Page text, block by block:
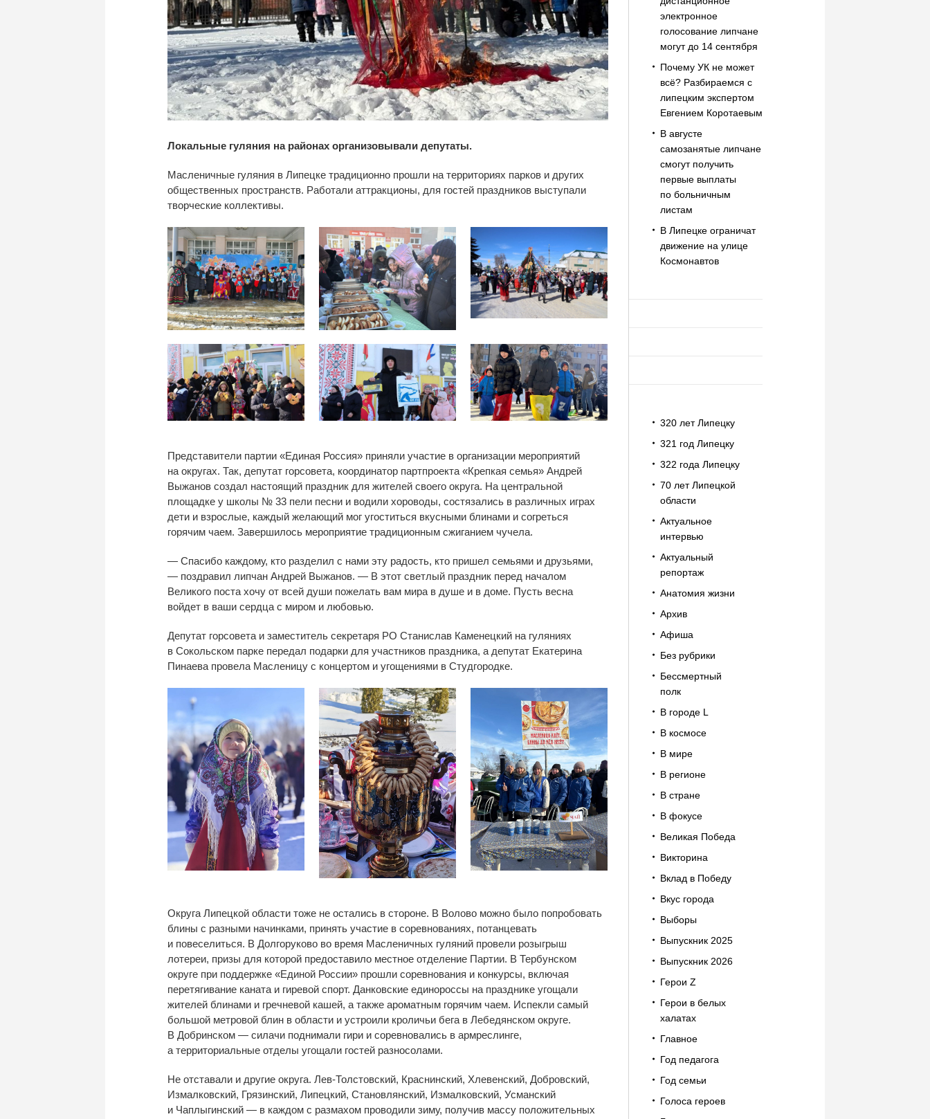
Локальные гуляния на районах организовывали депутаты.
Масленичные гуляния в Липецке традиционно прошли на территориях парков и других
общественных пространств. Работали аттракционы, для гостей праздников выступали
творческие коллективы.
Представители партии «Единая Россия» приняли участие в организации мероприятий
на округах. Так, депутат горсовета, координатор партпроекта «Крепкая семья» Андрей
Выжанов создал настоящий праздник для жителей своего округа. На центральной
площадке у школы № 33 пели песни и водили хороводы, состязались в различных играх
дети и взрослые, каждый желающий мог угоститься вкусными блинами и согреться
горячим чаем. Завершилось мероприятие традиционным сжиганием чучела.
— Спасибо каждому, кто разделил с нами эту радость, кто пришел семьями и друзьями,
— поздравил липчан Андрей Выжанов. — В этот светлый праздник перед началом
Великого поста хочу от всей души пожелать вам мира в душе и в доме. Пусть весна
войдет в ваши сердца с миром и любовью.
Депутат горсовета и заместитель секретаря РО Станислав Каменецкий на гуляниях
в Сокольском парке передал подарки для участников праздника, а депутат Екатерина
Пинаева провела Масленицу с концертом и угощениями в Студгородке.
Округа Липецкой области тоже не остались в стороне. В Волово можно было попробовать
блины с разными начинками, принять участие в соревнованиях, потанцевать
и повеселиться. В Долгоруково во время Масленичных гуляний провели розыгрыш
лотереи, призы для которой предоставило местное отделение Партии. В Тербунском
округе при поддержке «Единой России» прошли соревнования и конкурсы, включая
перетягивание каната и гиревой спорт. Данковские единороссы на празднике угощали
жителей блинами и гречневой кашей, а также ароматным горячим чаем. Испекли самый
большой метровой блин в области и устроили кроличьи бега в Лебедянском округе.
В Добринском — силачи поднимали гири и соревновались в армреслинге,
а территориальные отделы угощали гостей разносолами.
Не отставали и другие округа. Лев-Толстовский, Краснинский, Хлевенский, Добровский,
Измалковский, Грязинский, Липецкий, Становлянский, Измалковский, Усманский
и Чаплыгинский — в каждом с размахом проводили зиму, получив массу положительных
электронное
голосование липчане
могут до 14 сентября
Почему УК не может
всё? Разбираемся с
липецким экспертом
Евгением Коротаевым
В августе
самозанятые липчане
смогут получить
первые выплаты
по больничным
листам
В Липецке ограничат
движение на улице
Космонавтов
320 лет Липецку
321 год Липецку
322 года Липецку
70 лет Липецкой
области
Актуальное
интервью
Актуальный
репортаж
Анатомия жизни
Архив
Афиша
Без рубрики
Бессмертный
полк
В городе L
В космосе
В мире
В регионе
В стране
В фокусе
Великая Победа
Викторина
Вклад в Победу
Вкус города
Выборы
Выпускник 2025
Выпускник 2026
Герои Z
Герои в белых
халатах
Главное
Год педагога
Год семьи
Голоса героев